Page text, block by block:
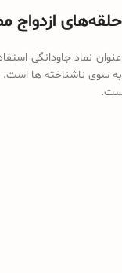
ازدواج
عنوان نماد جاودانگی
سوی ناشناخته ها